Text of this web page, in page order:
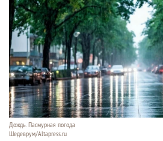
Дождь. Пасмурная погода
Шедеврум/Altapress.ru